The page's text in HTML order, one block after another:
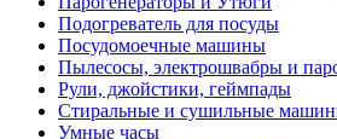
Подогреватель для посуды
Посудомоечные машины
Пылесосы, электрошвабры и
Рули, джойстики, геймпады
Стиральные и сушильные
Умные часы